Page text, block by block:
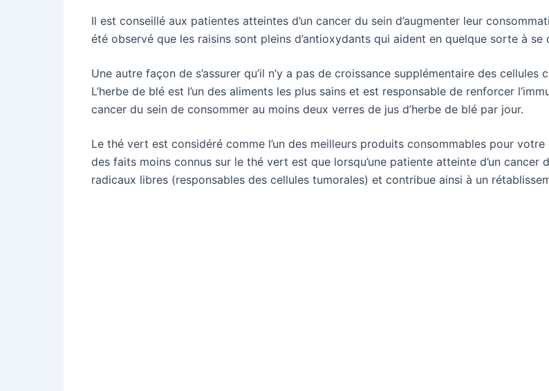
Il est conseillé aux patientes atteintes d’un cancer du sein d’augmenter leur
été observé que les raisins sont pleins d’antioxydants qui aident en quelque sorte à
Une autre façon de s’assurer qu’il n’y a pas de croissance supplémentaire des
L’herbe de blé est l’un des aliments les plus sains et est responsable de renforcer
cancer du sein de consommer au moins deux verres de jus d’herbe de blé par jour.
Le thé vert est considéré comme l’un des meilleurs produits consommables pour
des faits moins connus sur le thé vert est que lorsqu’une patiente atteinte d’un
radicaux libres (responsables des cellules tumorales) et contribue ainsi à un